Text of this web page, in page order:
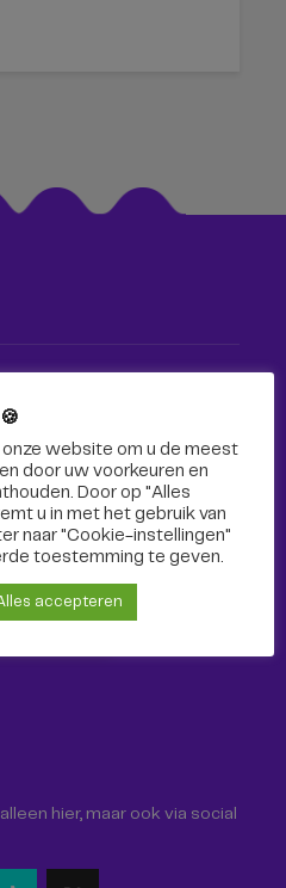
hier, maar ook via social
website om u de meest
door uw voorkeuren en
Door op "Alles
u in met het gebruik van
naar "Cookie-instellingen"
toestemming te geven.
accepteren